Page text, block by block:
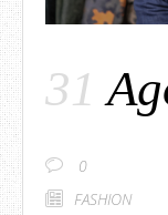
31
0
FASHION